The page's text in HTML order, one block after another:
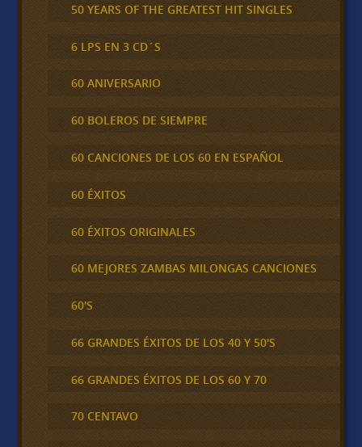
50 YEARS OF THE GREATEST HIT SINGLES
6 LPS EN 3 CD´S
60 ANIVERSARIO
60 BOLEROS DE SIEMPRE
60 CANCIONES DE LOS 60 EN ESPAÑOL
60 ÉXITOS
60 ÉXITOS ORIGINALES
60 MEJORES ZAMBAS MILONGAS CANCIONES
60'S
66 GRANDES ÉXITOS DE LOS 40 Y 50'S
66 GRANDES ÉXITOS DE LOS 60 Y 70
70 CENTAVO